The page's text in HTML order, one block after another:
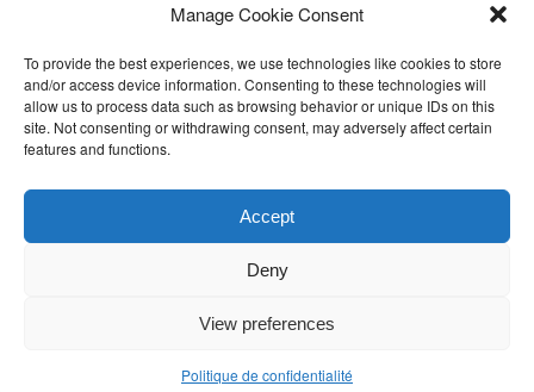
Manage Cookie Consent
To provide the best experiences, we use technologies like cookies to store
and/or access device information. Consenting to these technologies will
allow us to process data such as browsing behavior or unique IDs on this
site. Not consenting or withdrawing consent, may adversely affect certain
features and functions.
Accept
Deny
View preferences
Politique de confidentialité
Résultats
Équipe Goals
Taylor Wessing
WGM
0
Ce contenu a été publié parAdmin. Mettez-le en favori avec son
Politique de confidentialité